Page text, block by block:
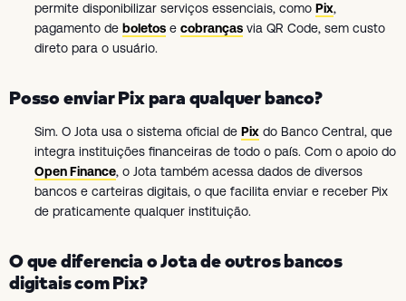
permite disponibilizar serviços essenciais, como Pix,
pagamento de boletos e cobranças via QR Code, sem custo
direto para o usuário.
Posso enviar Pix para qualquer banco?
Sim. O Jota usa o sistema oficial de Pix do Banco Central, que
integra instituições financeiras de todo o país. Com o apoio do
Open Finance, o Jota também acessa dados de diversos
bancos e carteiras digitais, o que facilita enviar e receber Pix
de praticamente qualquer instituição.
O que diferencia o Jota de outros bancos
digitais com Pix?